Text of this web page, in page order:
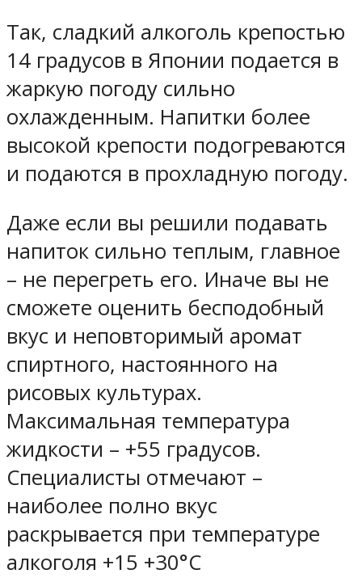
Так, сладкий алкоголь крепостью
14 градусов в Японии подается в
жаркую погоду сильно
охлажденным. Напитки более
высокой крепости подогреваются
и подаются в прохладную погоду.
Даже если вы решили подавать
напиток сильно теплым, главное
– не перегреть его. Иначе вы не
сможете оценить бесподобный
вкус и неповторимый аромат
спиртного, настоянного на
рисовых культурах.
Максимальная температура
жидкости – +55 градусов.
Специалисты отмечают –
наиболее полно вкус
раскрывается при температуре
алкоголя +15 +30°С